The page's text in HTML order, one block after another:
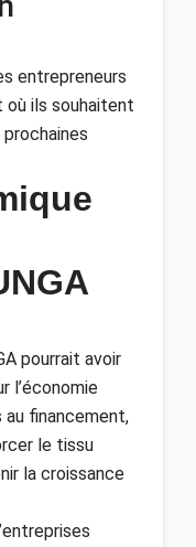
entrepreneurs
où ils souhaitent
pourrait avoir
l’économie
au financement,
le tissu
la croissance